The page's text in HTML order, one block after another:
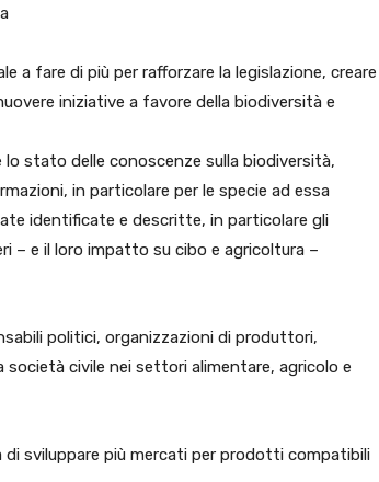
a fare di più per rafforzare la legislazione, creare
iniziative a favore della biodiversità e
stato delle conoscenze sulla biodiversità,
in particolare per le specie ad essa
identificate e descritte, in particolare gli
– e il loro impatto su cibo e agricoltura –
politici, organizzazioni di produttori,
civile nei settori alimentare, agricolo e
sviluppare più mercati per prodotti compatibili